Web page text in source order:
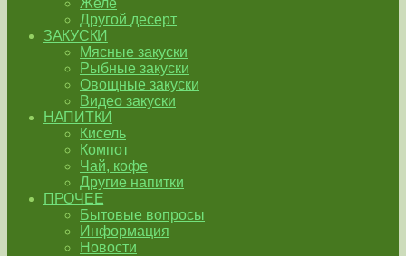
Желе
Другой десерт
ЗАКУСКИ
Мясные закуски
Рыбные закуски
Овощные закуски
Видео закуски
НАПИТКИ
Кисель
Компот
Чай, кофе
Другие напитки
ПРОЧЕЕ
Бытовые вопросы
Информация
Новости